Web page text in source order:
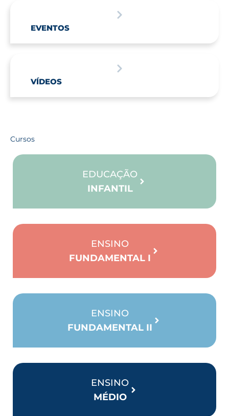
EVENTOS
VÍDEOS
Cursos
EDUCAÇÃO
INFANTIL
ENSINO
FUNDAMENTAL I
ENSINO
FUNDAMENTAL II
ENSINO
MÉDIO